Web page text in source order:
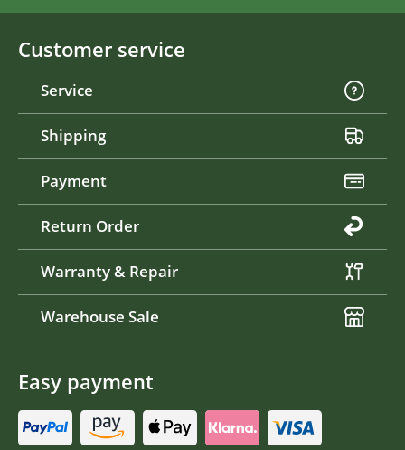
Customer service
Service
Shipping
Payment
Return Order
Warranty & Repair
Warehouse Sale
Easy payment